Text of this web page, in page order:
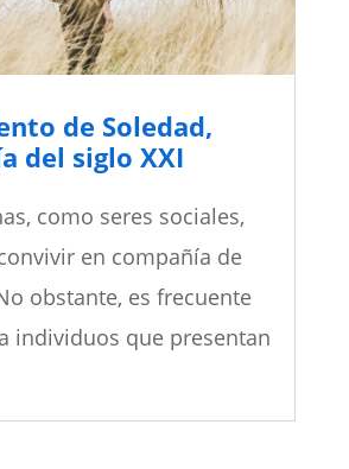
de Soledad,
del siglo XXI
como seres sociales,
en compañía de
obstante, es frecuente
individuos que presentan